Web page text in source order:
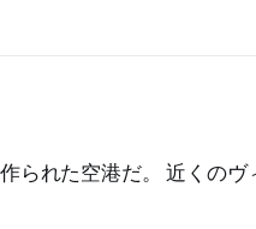
られた空港だ。 近くのヴ